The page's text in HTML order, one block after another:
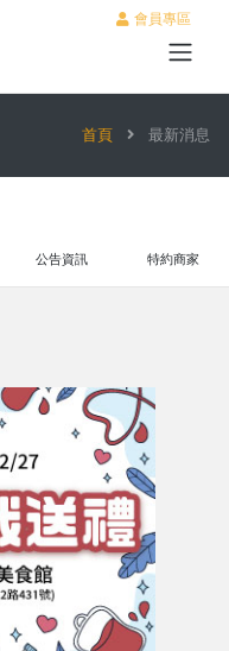
會員專區
首頁 最新消息
公告資訊 特約商家